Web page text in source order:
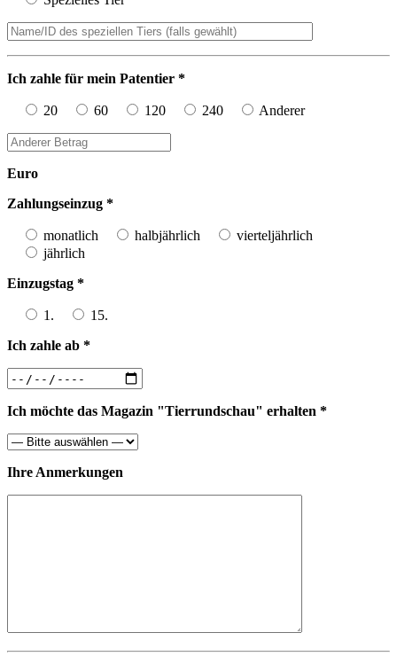
Ich zahle für mein Patentier *
20 60 120 240 Anderer
Euro
Zahlungseinzug *
monatlich halbjährlich
vierteljährlich
jährlich
Einzugstag *
1.
15.
Ich zahle ab *
Ich möchte das Magazin "Tierrundschau" erhalten *
Ihre Anmerkungen